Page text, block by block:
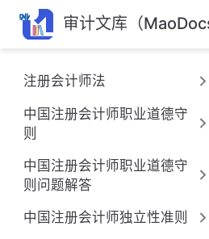
跳
至
主
要
內
容
审计文库（
注册会计师法
中国注册会计师职业道德守
则
中国注册会计师职业道德守
则问题解答
中国注册会计师独立性准则